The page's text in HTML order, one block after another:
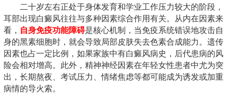
二十岁左右正处于身体发育和学业工作压力较大的阶段，
耳部出现白癜风往往与多种因素综合作用有关。从内在因素来
看， 自身免疫功能障碍是核心机制，当免疫系统错误地攻击自
身的黑素细胞时，就会导致局部皮肤失去色素合成能力。遗传
因素也占一定比例，如果家族中有白癜风病史，后代患病的风
险会相对增高。此外，精神神经因素在年轻女性患者中尤为突
出，长期熬夜、考试压力、情绪焦虑等都可能成为诱发或加重
病情的导火索。